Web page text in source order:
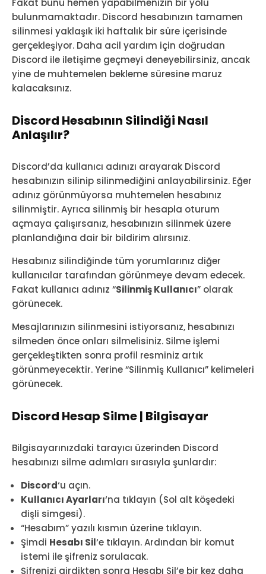
Fakat bunu hemen yapabilmenizin bir yolu
bulunmamaktadır. Discord hesabınızın tamamen
silinmesi yaklaşık iki haftalık bir süre içerisinde
gerçekleşiyor. Daha acil yardım için doğrudan
Discord ile iletişime geçmeyi deneyebilirsiniz, ancak
yine de muhtemelen bekleme süresine maruz
kalacaksınız.
Discord Hesabının Silindiği Nasıl
Anlaşılır?
Discord’da kullanıcı adınızı arayarak Discord
hesabınızın silinip silinmediğini anlayabilirsiniz. Eğer
adınız görünmüyorsa muhtemelen hesabınız
silinmiştir. Ayrıca silinmiş bir hesapla oturum
açmaya çalışırsanız, hesabınızın silinmek üzere
planlandığına dair bir bildirim alırsınız.
Hesabınız silindiğinde tüm yorumlarınız diğer
kullanıcılar tarafından görünmeye devam edecek.
Fakat kullanıcı adınız “Silinmiş Kullanıcı” olarak
görünecek.
Mesajlarınızın silinmesini istiyorsanız, hesabınızı
silmeden önce onları silmelisiniz. Silme işlemi
gerçekleştikten sonra profil resminiz artık
görünmeyecektir. Yerine “Silinmiş Kullanıcı” kelimeleri
görünecek.
Discord Hesap Silme | Bilgisayar
Bilgisayarınızdaki tarayıcı üzerinden Discord
hesabınızı silme adımları sırasıyla şunlardır:
Discord‘u açın.
Kullanıcı Ayarları‘na tıklayın (Sol alt köşedeki
dişli simgesi).
“Hesabım” yazılı kısmın üzerine tıklayın.
Şimdi Hesabı Sil‘e tıklayın. Ardından bir komut
istemi ile şifreniz sorulacak.
Şifrenizi girdikten sonra Hesabı Sil’e bir kez daha